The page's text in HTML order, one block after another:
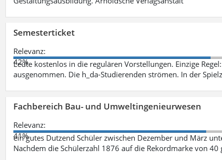
Semesterticket
Relevanz:
42%
Leute kostenlos in die regulären Vorstellungen. Einzige
ausgenommen. Die h_da-Studierenden strömen. In der
Fachbereich Bau- und Umweltingenieurwesen
Relevanz:
41%
ein gutes Dutzend Schüler zwischen Dezember und März
Nachdem die Schülerzahl 1876 auf die Rekordmarke von